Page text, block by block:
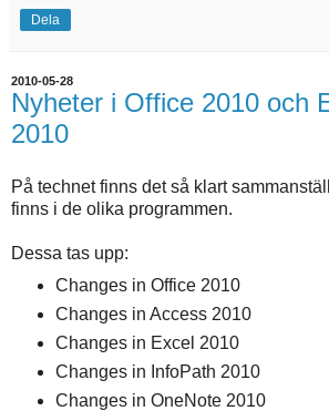
Dela
2010-05-28
Nyheter i Office 2010 och
2010
På technet finns det så klart
finns i de olika programmen.
Dessa tas upp:
Changes in Office 2010
Changes in Access 2010
Changes in Excel 2010
Changes in InfoPath 2010
Changes in OneNote 2010